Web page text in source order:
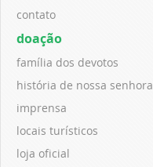
contato
doação
família dos devotos
história de nossa senhora
imprensa
locais turísticos
loja oficial